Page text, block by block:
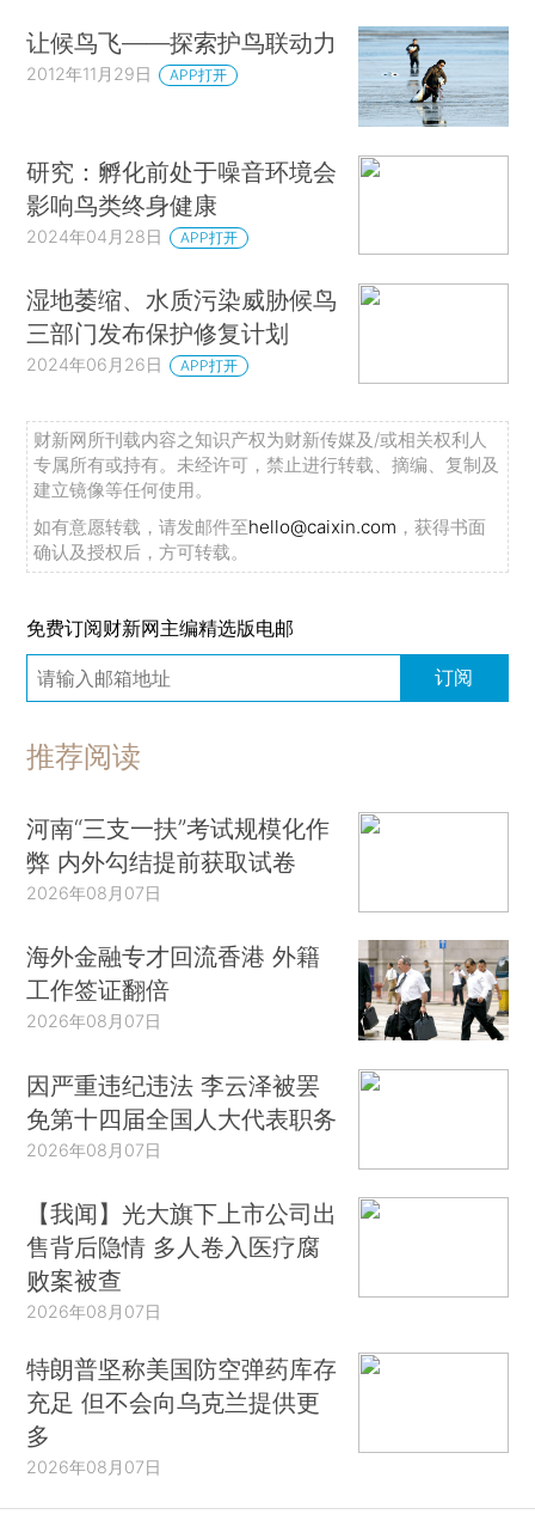
让候鸟飞——探索护鸟联动力
2012年11月29日 APP打开
研究：孵化前处于噪音环境会
影响鸟类终身健康
2024年04月28日 APP打开
湿地萎缩、水质污染威胁候鸟
三部门发布保护修复计划
2024年06月26日 APP打开
财新网所刊载内容之知识产权为财新传媒及/或相关权利人
专属所有或持有。未经许可，禁止进行转载、摘编、复制及
建立镜像等任何使用。
如有意愿转载，请发邮件至hello@caixin.com ，获得书面
确认及授权后，方可转载。
免费订阅财新网主编精选版电邮
订阅
推荐阅读
河南“三支一扶”考试规模化作
弊 内外勾结提前获取试卷
2026年08月07日
海外金融专才回流香港 外籍
工作签证翻倍
2026年08月07日
因严重违纪违法 李云泽被罢
免第十四届全国人大代表职务
2026年08月07日
【我闻】光大旗下上市公司出
售背后隐情 多人卷入医疗腐
败案被查
2026年08月07日
特朗普坚称美国防空弹药库存
充足 但不会向乌克兰提供更
多
2026年08月07日